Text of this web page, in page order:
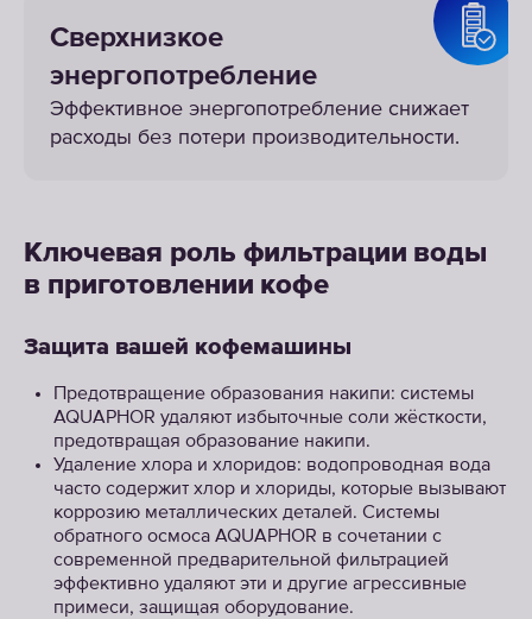
Сверхнизкое
энергопотребление
Эффективное энергопотребление снижает
расходы без потери производительности.
Ключевая роль фильтрации воды
в приготовлении кофе
Защита вашей кофемашины
Предотвращение образования накипи: системы
AQUAPHOR удаляют избыточные соли жёсткости,
предотвращая образование накипи.
Удаление хлора и хлоридов: водопроводная вода
часто содержит хлор и хлориды, которые вызывают
коррозию металлических деталей. Системы
обратного осмоса AQUAPHOR в сочетании с
современной предварительной фильтрацией
эффективно удаляют эти и другие агрессивные
примеси, защищая оборудование.